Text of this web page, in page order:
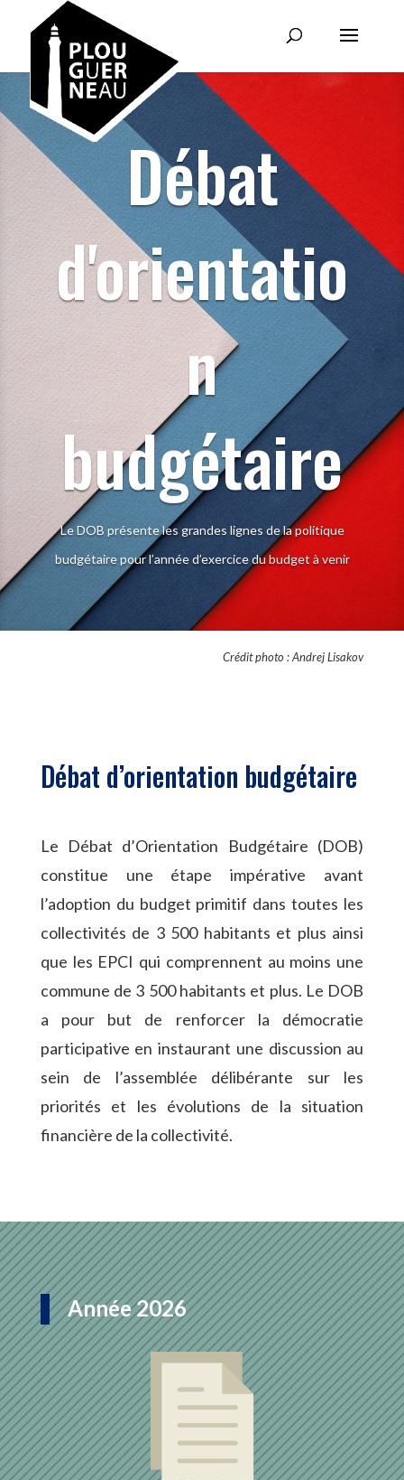
Débat
d'orientatio
n
budgétaire
Le DOB présente les grandes lignes de la politique
budgétaire pour l’année d’exercice du budget à venir
Crédit photo : Andrej Lisakov
Débat d’orientation budgétaire
Le Débat d’Orientation Budgétaire (DOB)
constitue une étape impérative avant
l’adoption du budget primitif dans toutes les
collectivités de 3 500 habitants et plus ainsi
que les EPCI qui comprennent au moins une
commune de 3 500 habitants et plus. Le DOB
a pour but de renforcer la démocratie
participative en instaurant une discussion au
sein de l’assemblée délibérante sur les
priorités et les évolutions de la situation
financière de la collectivité.
Année 2026